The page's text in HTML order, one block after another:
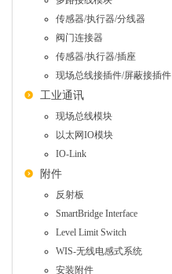
传感器/执行器/分线器
阀门连接器
传感器/执行器/插座
现场总线接插件/屏蔽接插件
工业通讯
现场总线模块
以太网IO模块
IO-Link
附件
反射板
SmartBridge Interface
Level Limit Switch
WIS-无线电感式系统
安装附件